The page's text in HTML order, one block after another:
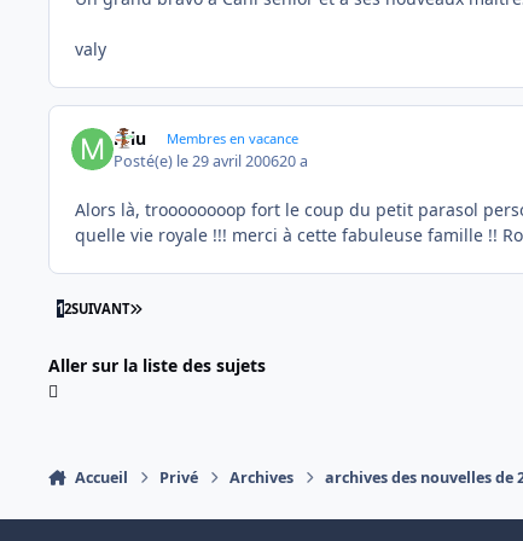
valy
miu Membres en vacance
Posté(e) le 29 avril 200620 a
Alors là, troooooooop fort le coup du petit parasol
quelle vie royale !!! merci à cette fabuleuse famille !!
12SUIVANT DERNIÈRE PAGE
Aller sur la liste des sujets
Accueil Privé Archives archives des nouvelles de